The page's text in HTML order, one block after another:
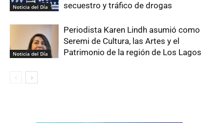
Noticia del Día
secuestro y tráfico de drogas
Noticia del Día
Periodista Karen Lindh asumió como
Seremi de Cultura, las Artes y el
Patrimonio de la región de Los Lagos